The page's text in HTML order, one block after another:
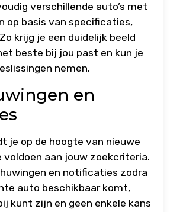
verschillende auto’s met
op basis van specificaties,
krijg je een duidelijk beeld
beste bij jou past en kun je
nemen.
en
je op de hoogte van nieuwe
voldoen aan jouw zoekcriteria.
en notificaties zodra
auto beschikbaar komt,
kunt zijn en geen enkele kans